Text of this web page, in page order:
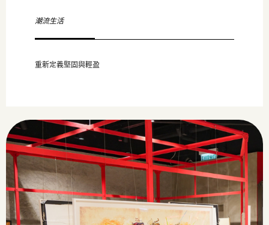
潮流生活
重新定義堅固與輕盈